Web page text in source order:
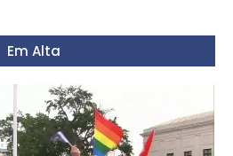
Em Alta